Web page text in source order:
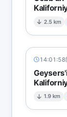
2.5 km
14:01:58
1.9 km